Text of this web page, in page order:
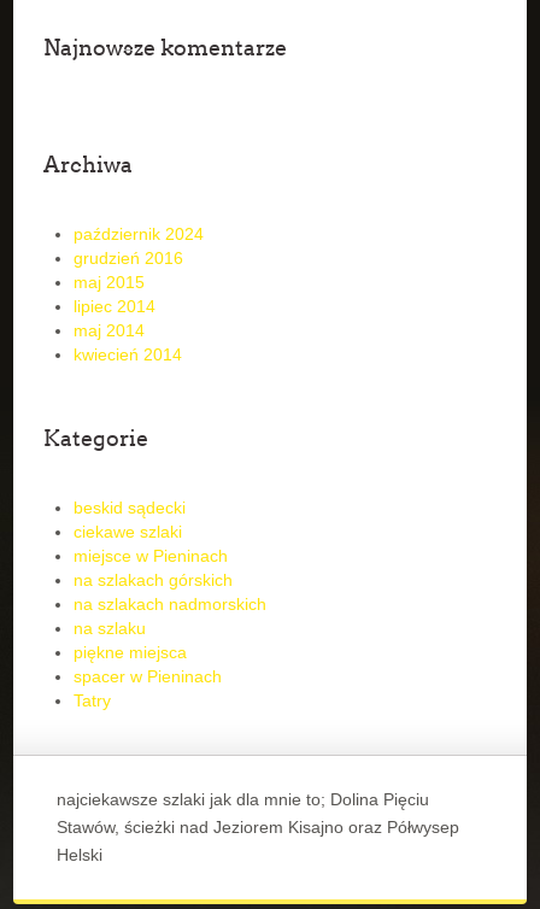
Najnowsze komentarze
Archiwa
październik 2024
grudzień 2016
maj 2015
lipiec 2014
maj 2014
kwiecień 2014
Kategorie
beskid sądecki
ciekawe szlaki
miejsce w Pieninach
na szlakach górskich
na szlakach nadmorskich
na szlaku
piękne miejsca
spacer w Pieninach
Tatry
najciekawsze szlaki jak dla mnie to; Dolina Pięciu
Stawów, ścieżki nad Jeziorem Kisajno oraz Półwysep
Helski